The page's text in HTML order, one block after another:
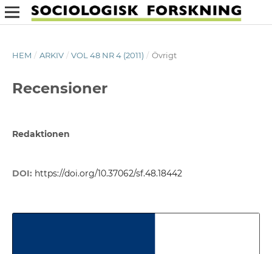
HEM / ARKIV / VOL 48 NR 4 (2011) / Övrigt
Recensioner
Redaktionen
DOI: https://doi.org/10.37062/sf.48.18442